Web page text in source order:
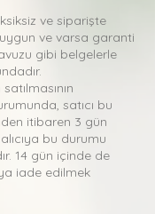
ve siparişte
ve varsa garanti
gibi belgelerle
satıcı bu
itibaren 3 gün
bu durumu
14 gün içinde de
iade edilmek